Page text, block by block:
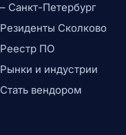
– Санкт-Петербург
Резиденты Сколково
Реестр ПО
Рынки и индустрии
Стать вендором